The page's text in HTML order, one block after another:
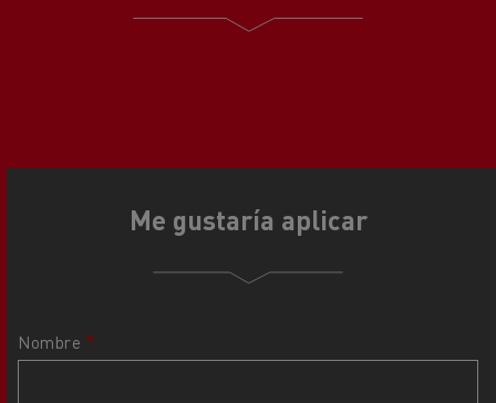
Me gustaría aplicar
Nombre